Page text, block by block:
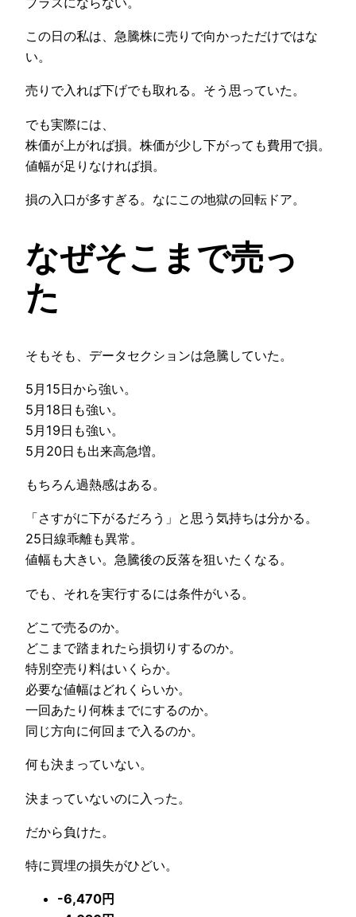
この日の私は、急騰株に売りで向かっただけではな
い。
売りで入れば下げでも取れる。そう思っていた。
でも実際には、
株価が上がれば損。株価が少し下がっても費用で損。
値幅が足りなければ損。
損の入口が多すぎる。なにこの地獄の回転ドア。
なぜそこまで売っ
た
そもそも、データセクションは急騰していた。
5月15日から強い。
5月18日も強い。
5月19日も強い。
5月20日も出来高急増。
もちろん過熱感はある。
「さすがに下がるだろう」と思う気持ちは分かる。
25日線乖離も異常。
値幅も大きい。急騰後の反落を狙いたくなる。
でも、それを実行するには条件がいる。
どこで売るのか。
どこまで踏まれたら損切りするのか。
特別空売り料はいくらか。
必要な値幅はどれくらいか。
一回あたり何株までにするのか。
同じ方向に何回まで入るのか。
何も決まっていない。
決まっていないのに入った。
だから負けた。
特に買埋の損失がひどい。
-6,470円